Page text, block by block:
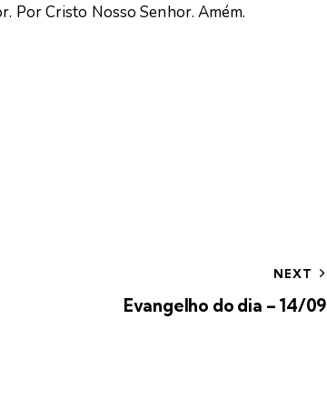
Por Cristo Nosso Senhor. Amém.
NEXT
Evangelho do dia – 14/09